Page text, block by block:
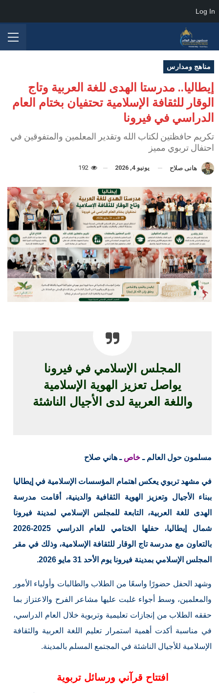
مناهج ومدارس
إيطاليا.. مدرستا الهدى للغة العربية وتاج
الوقار للثقافة الإسلامية تحتفيان بختام العام
الدراسي في فيرونا
تكريم حافظتين لكتاب الله وتقدير المعلمين والمتفوقين في
احتفال تربوي مميز
هانى صلاح يونيو 4, 2026
المجلس الإسلامي في فيرونا
يواصل تعزيز الهوية الإسلامية
واللغة العربية لدى الأجيال الناشئة
مسلمون حول العالم ـخاص ـ هاني صلاح
في مشهد تربوي يعكس اهتمام المؤسسات الإسلامية في إيطاليا
ببناء الأجيال وتعزيز الهوية الثقافية والدينية، أقامت مدرسة
الهدى للغة العربية، التابعة للمجلس الإسلامي لمدينة فيرونا
شمال إيطاليا، حفلها الختامي للعام الدراسي 2025-2026
بالتعاون مع مدرسة تاج الوقار للثقافة الإسلامية، وذلك في مقر
المجلس الإسلامي بمدينة فيرونا يوم الأحد 31 مايو 2026.
وشهد الحفل حضورًا واسعًا من الطلاب والطالبات وأولياء الأمور
والمعلمين، وسط أجواء غلبت عليها مشاعر الفرح والاعتزاز بما
حققه الطلاب من إنجازات تعليمية وتربوية خلال العام الدراسي،
في مناسبة أكدت أهمية استمرار تعليم اللغة العربية والثقافة
الإسلامية للأجيال الناشئة في المجتمع المسلم بالمدينة.
افتتاح قرآني ورسائل تربوية
Log In